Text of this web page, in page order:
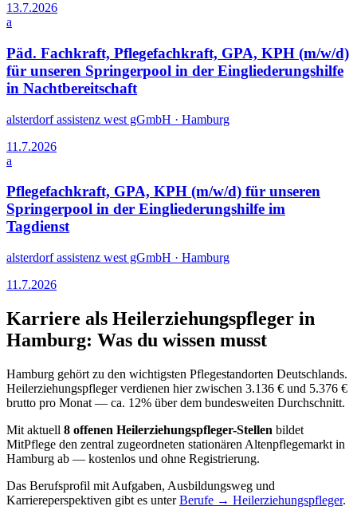
13.7.2026
a
Päd. Fachkraft, Pflegefachkraft, GPA, KPH (m/w/d)
für unseren Springerpool in der Eingliederungshilfe
in Nachtbereitschaft
alsterdorf assistenz west gGmbH · Hamburg
11.7.2026
a
Pflegefachkraft, GPA, KPH (m/w/d) für unseren
Springerpool in der Eingliederungshilfe im
Tagdienst
alsterdorf assistenz west gGmbH · Hamburg
11.7.2026
Karriere als Heilerziehungspfleger in
Hamburg: Was du wissen musst
Hamburg gehört zu den wichtigsten Pflegestandorten Deutschlands.
Heilerziehungspfleger verdienen hier zwischen 3.136 € und 5.376 €
brutto pro Monat — ca. 12% über dem bundesweiten Durchschnitt.
Mit aktuell 8 offenen Heilerziehungspfleger-Stellen bildet
MitPflege den zentral zugeordneten stationären Altenpflegemarkt in
Hamburg ab — kostenlos und ohne Registrierung.
Das Berufsprofil mit Aufgaben, Ausbildungsweg und
Karriereperspektiven gibt es unter Berufe → Heilerziehungspfleger.